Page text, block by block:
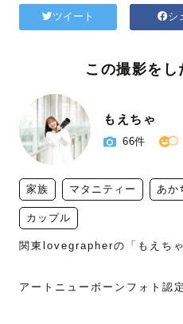
ツイート シ
この撮影を
もえちゃ
66件
家族 マタニティー あか
カップル
関東lovegrapherの「もえちゃ
アートニューボーンフォト認